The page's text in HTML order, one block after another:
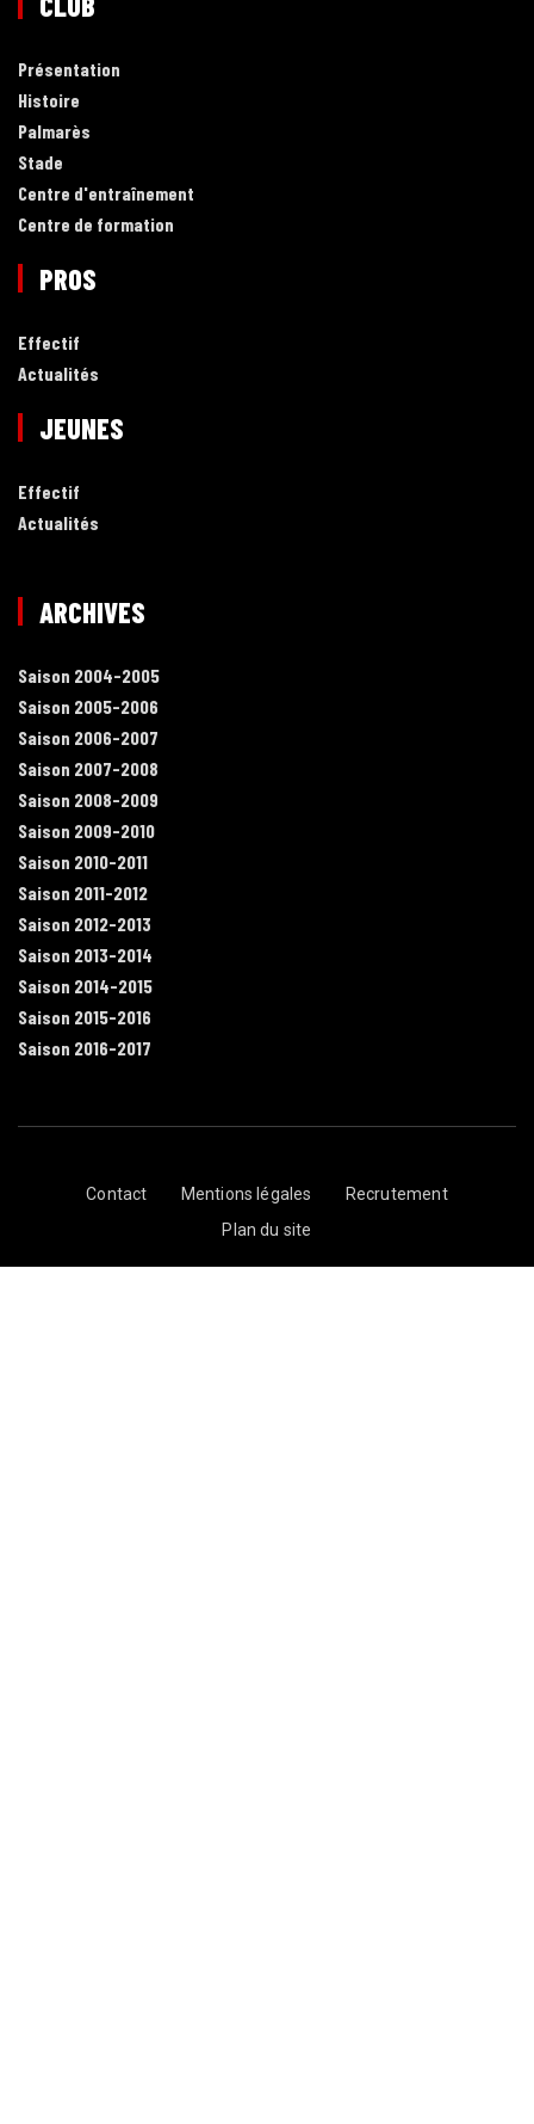
Présentation
Histoire
Palmarès
Stade
Centre d'entraînement
Centre de formation
PROS
Effectif
Actualités
JEUNES
Effectif
Actualités
ARCHIVES
Saison 2004-2005
Saison 2005-2006
Saison 2006-2007
Saison 2007-2008
Saison 2008-2009
Saison 2009-2010
Saison 2010-2011
Saison 2011-2012
Saison 2012-2013
Saison 2013-2014
Saison 2014-2015
Saison 2015-2016
Saison 2016-2017
Contact Mentions légales
Recrutement
Plan du site